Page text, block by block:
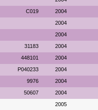
C019 2004
2004
2004
31183 2004
448101 2004
P040233 2004
9976 2004
50607 2004
2005